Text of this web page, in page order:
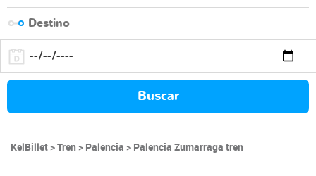
Buscar
KelBillet Tren Palencia Palencia Zumarraga tren